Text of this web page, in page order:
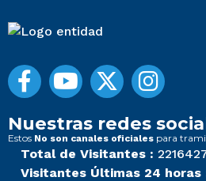
Nuestras redes
Estos No son canales oficiales para
Total de Visitantes :
Visitantes Últimas 24 horas